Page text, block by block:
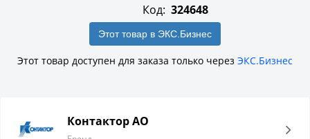
Код: 324648
Этот товар в ЭКС.Бизнес
Этот товар доступен для заказа только через ЭКС.Бизнес
Контактор АО